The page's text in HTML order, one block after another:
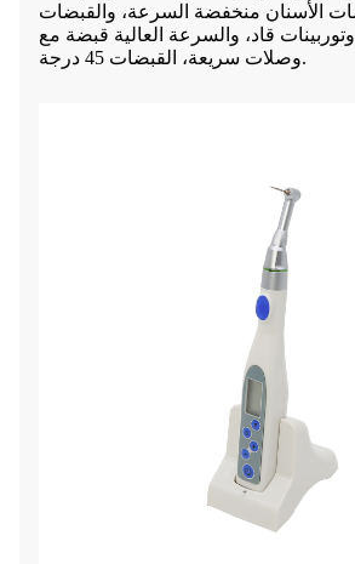
الأسنان منخفضة السرعة، والقبضات
قاد، والسرعة العالية قبضة مع
وصلات سريعة، القبضات 45 درجة.